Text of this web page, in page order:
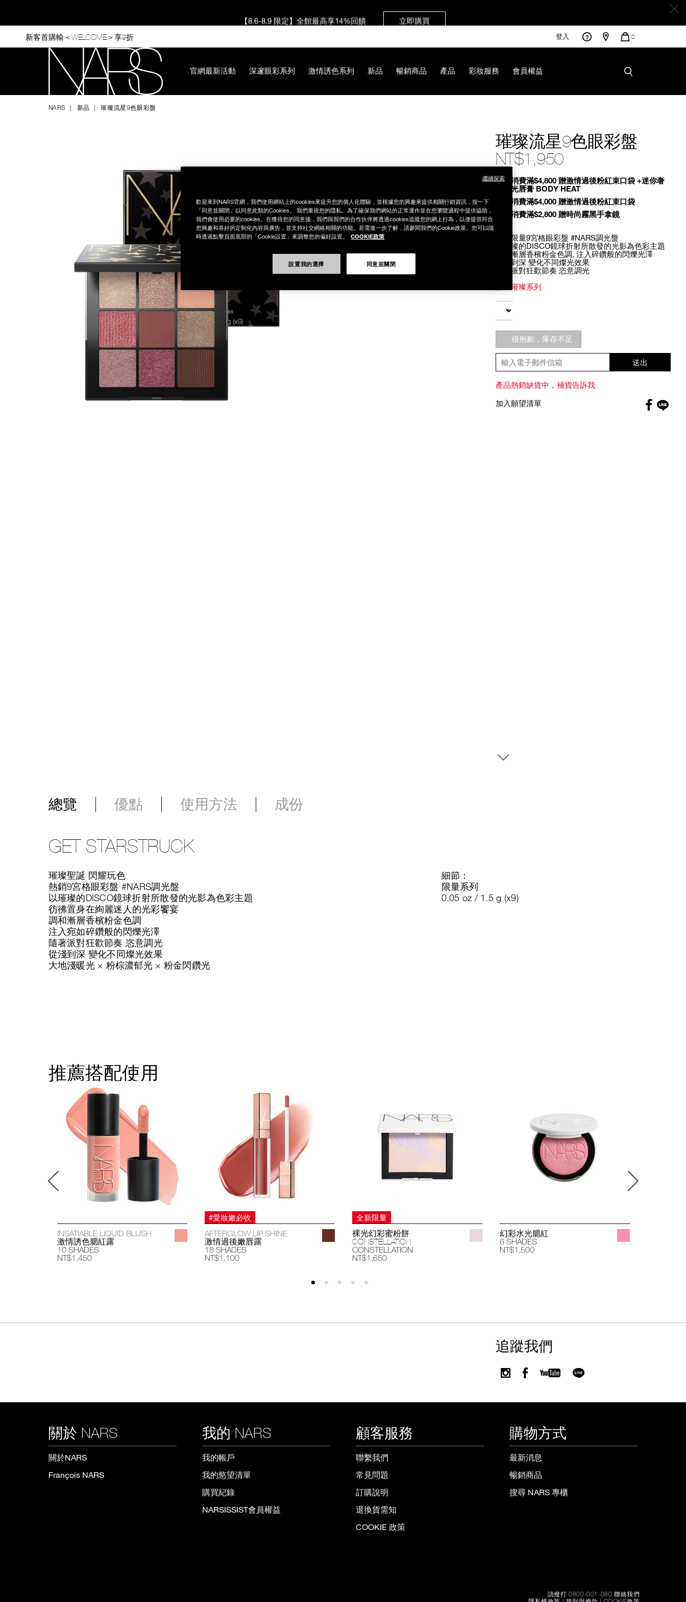
content
【8.6-8.9 限定】全館最高享14%回饋 立即購買
新客首購輸＜WELCOME＞享9折 登入
您
0
官網最新活動 深邃眼彩系列 激情誘色系列 新品 暢銷商品 產品 彩妝服務 會員權益
NARS 新品 璀璨流星9色眼彩盤
璀璨流星9色眼彩盤
NT$1,950
Promotions
全館消費滿$4,800 贈激情過後粉紅束口袋 +迷你奢
慾緞光唇膏 BODY HEAT
全館消費滿$4,000 贈激情過後粉紅束口袋
全館消費滿$2,800 贈時尚霧黑手拿鏡
全新限量9宮格眼彩盤 #NARS調光盤
以璀璨的DISCO鏡球折射所散發的光影為色彩主題
調和漸層香檳粉金色調, 注入碎鑽般的閃爍光澤
從淺到深 變化不同燦光效果
隨著派對狂歡節奏 恣意調光
限量璀璨系列
to
cart
options
Actions
數量
很抱歉，庫存不足
送出
產品熱銷缺貨中，補貨告訴我
加入願望清單
總覽 優點 使用方法 成份
GET STARSTRUCK
璀璨聖誕 閃耀玩色
熱銷9宮格眼彩盤 #NARS調光盤
以璀璨的DISCO鏡球折射所散發的光影為色彩主題
彷彿置身在絢麗迷人的光彩饗宴
調和漸層香檳粉金色調
注入宛如碎鑽般的閃爍光澤
隨著派對狂歡節奏 恣意調光
從淺到深 變化不同燦光效果
大地淺暖光 × 粉棕濃郁光 × 粉金閃鑽光
細節：
限量系列
0.05 oz / 1.5 g (x9)
推薦搭配使用
INSATIABLE LIQUID BLUSH
激情誘色腮紅露
10 SHADES
NT$1,450
#愛妝嫩必收
AFTERGLOW LIP SHINE
激情過後嫩唇露
18 SHADES
NT$1,100
全新限量
裸光幻彩蜜粉餅
CONSTELLATION
CONSTELLATION
NT$1,650
幻彩水光腮紅
6 SHADES
NT$1,500
追蹤我們
關於 NARS
關於NARS
François NARS
我的 NARS
我的帳戶
我的慾望清單
購買紀錄
NARSISSIST會員權益
顧客服務
聯繫我們
常見問題
訂購說明
退換貨需知
COOKIE 政策
購物方式
最新消息
暢銷商品
搜尋 NARS 專櫃
請撥打 0800-001-080 聯絡我們
歡迎來到NARS官網，我們使用網站上的cookies來提升您的個人化體驗，並根據您的興趣來提供相關行銷資訊，按一下
「同意並關閉」以同意此類的Cookies。 我們重視您的隱私。為了確保我們網站的正常運作並在您瀏覽過程中提供協助，
我們會使用必要的cookies。在獲得您的同意後，我們與我們的合作伙伴將透過cookies追蹤您的網上行為，以便提供符合
您興趣和喜好的定制化內容與廣告，並支持社交網絡相關的功能。若需進一步了解，請參閱我們的Cookie政策。您可以隨
時透過點擊頁面底部的「Cookie設置」來調整您的偏好設置。
COOKIE政策
設置我的選擇 同意並關閉
繼續探索